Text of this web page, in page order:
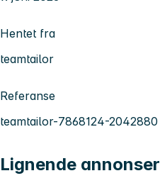
Hentet fra
teamtailor
Referanse
teamtailor-7868124-2042880
Lignende annonser